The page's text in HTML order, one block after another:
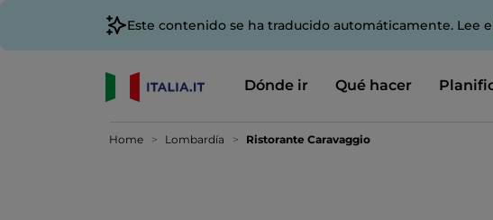
Este contenido se ha traducido automáticamente. Lee
Dónde ir Qué hacer
Home Lombardía Ristorante Caravaggio